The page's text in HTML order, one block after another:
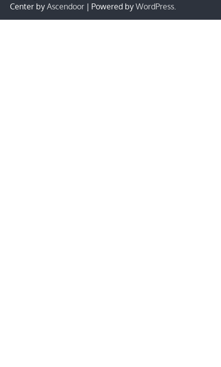
Center by Ascendoor | Powered by WordPress